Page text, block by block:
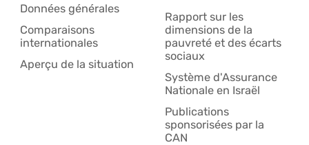
Données générales
Comparaisons
internationales
Aperçu de la situation
Rapport sur les
dimensions de la
pauvreté et des écarts
sociaux
Système d'Assurance
Nationale en Israël
Publications
sponsorisées par la
CAN